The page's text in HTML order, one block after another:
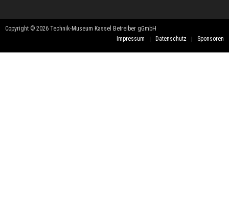
Copyright © 2026 Technik-Museum Kassel Betreiber gGmbH
Impressum
Datenschutz Sponsoren